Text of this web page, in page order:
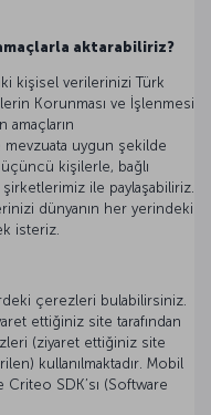
aktarabiliriz?
kişisel verilerinizi Türk
Korunması ve İşlenmesi
amaçların
mevzuata uygun şekilde
kişilerle, bağlı
şirketlerimiz ile paylaşabiliriz.
dünyanın her yerindeki
isteriz.
çerezleri bulabilirsiniz.
ettiğiniz site tarafından
(ziyaret ettiğiniz site
kullanılmaktadır. Mobil
SDK’sı (Software